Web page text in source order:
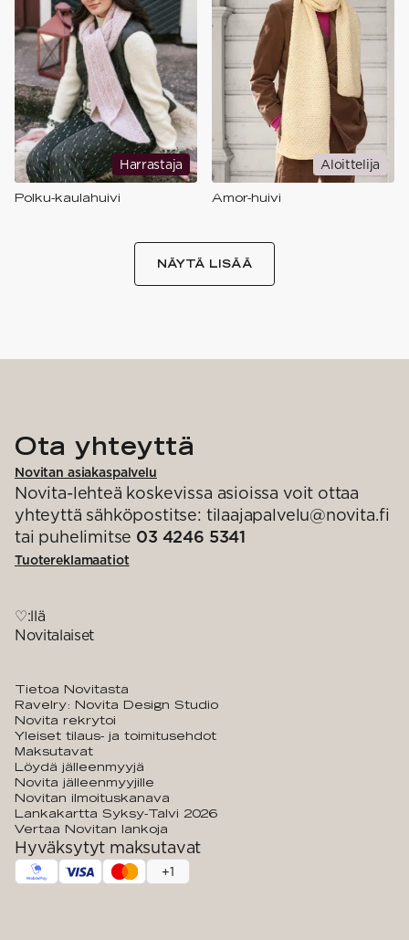
Harrastaja
Polku-kaulahuivi
Aloittelija
Amor-huivi
NÄYTÄ LISÄÄ
Ota yhteyttä
Novitan asiakaspalvelu
Novita-lehteä koskevissa asioissa voit ottaa
yhteyttä sähköpostitse: tilaajapalvelu@novita.fi
tai puhelimitse 03 4246 5341
Tuotereklamaatiot
♡:llä
Novitalaiset
Tietoa Novitasta
Ravelry: Novita Design Studio
Novita rekrytoi
Yleiset tilaus- ja toimitusehdot
Maksutavat
Löydä jälleenmyyjä
Novita jälleenmyyjille
Novitan ilmoituskanava
Lankakartta Syksy-Talvi 2026
Vertaa Novitan lankoja
Hyväksytyt maksutavat
+1